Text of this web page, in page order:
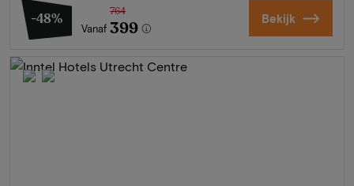
-48%
Vanaf
764
399 Bekijk